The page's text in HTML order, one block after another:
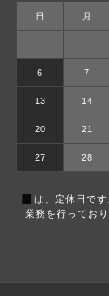
日 月
6 7
13 14
20 21
27 28
■ は、定休日で
業務を行ってお